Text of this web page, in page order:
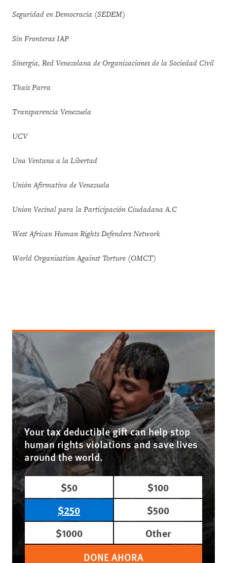
Seguridad en Democracia (SEDEM)
Sin Fronteras IAP
Sinergia, Red Venezolana de Organizaciones de la Sociedad Civil
Thais Parra
Transparencia Venezuela
UCV
Una Ventana a la Libertad
Unión Afirmativa de Venezuela
Union Vecinal para la Participación Ciudadana A.C
West African Human Rights Defenders Network
World Organisation Against Torture (OMCT)
Your tax deductible gift can help stop
human rights violations and save lives
around the world.
$50
$100
$250
$500
$1000
Other
DONE AHORA